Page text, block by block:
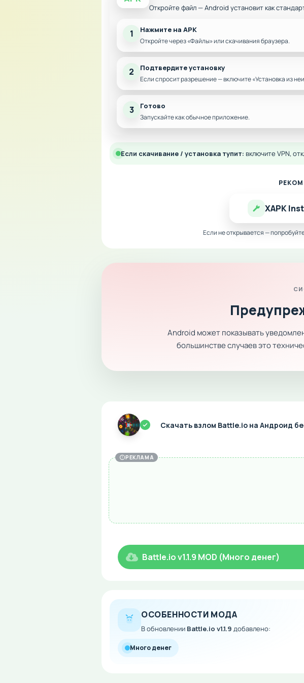
Откройте файл — Android установит как
1 Нажмите на APK
Откройте через «Файлы» или скачивания браузера.
2 Подтвердите установку
Если спросит разрешение — включите «Установка из
3 Готово
Запускайте как обычное приложение.
Если скачивание / установка тупит: включите VPN,
XAPK
Если не открывается —
Android может показывать
большинстве случаев это
Скачать взлом Battle.io на Андроид
РЕКЛАМА
Battle.io v1.1.9 MOD (Много денег)
ОСОБЕННОСТИ МОДА
В обновлении Battle.io v1.1.9 добавлено:
Много денег